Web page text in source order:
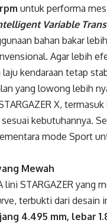
untuk performa
Variable
bahan bakar
Agar lebih
laju kendaraan tetap
yang lowong lebih
X, termasuk
kebutuhannya.
mode Sport
Mewah
STARGAZER yang
terbukti dari desain
4.495 mm, lebar